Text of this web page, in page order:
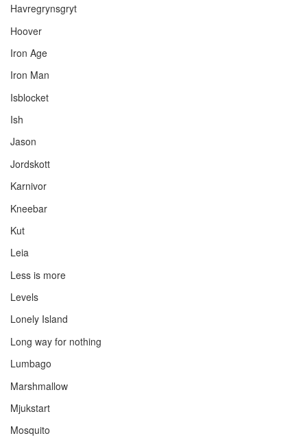
Havregrynsgryt
Hoover
Iron Age
Iron Man
Isblocket
Ish
Jason
Jordskott
Karnivor
Kneebar
Kut
Leia
Less is more
Levels
Lonely Island
Long way for nothing
Lumbago
Marshmallow
Mjukstart
Mosquito